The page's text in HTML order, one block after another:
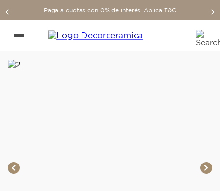
Paga a cuotas con 0% de interés. Aplica T&C